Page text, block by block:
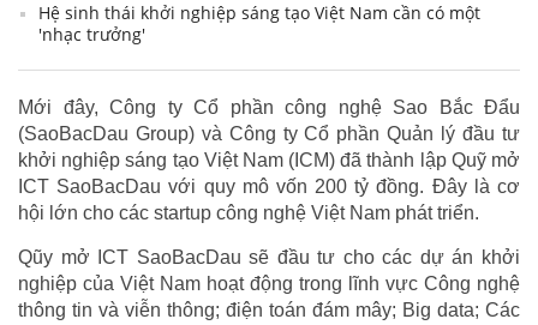
Hệ sinh thái khởi nghiệp sáng tạo Việt Nam cần có một
'nhạc trưởng'
Mới đây, Công ty Cổ phần công nghệ Sao Bắc Đẩu
(SaoBacDau Group) và Công ty Cổ phần Quản lý đầu tư
khởi nghiệp sáng tạo Việt Nam (ICM) đã thành lập Quỹ mở
ICT SaoBacDau với quy mô vốn 200 tỷ đồng. Đây là cơ
hội lớn cho các startup công nghệ Việt Nam phát triển.
Qũy mở ICT SaoBacDau sẽ đầu tư cho các dự án khởi
nghiệp của Việt Nam hoạt động trong lĩnh vực Công nghệ
thông tin và viễn thông; điện toán đám mây; Big data; Các